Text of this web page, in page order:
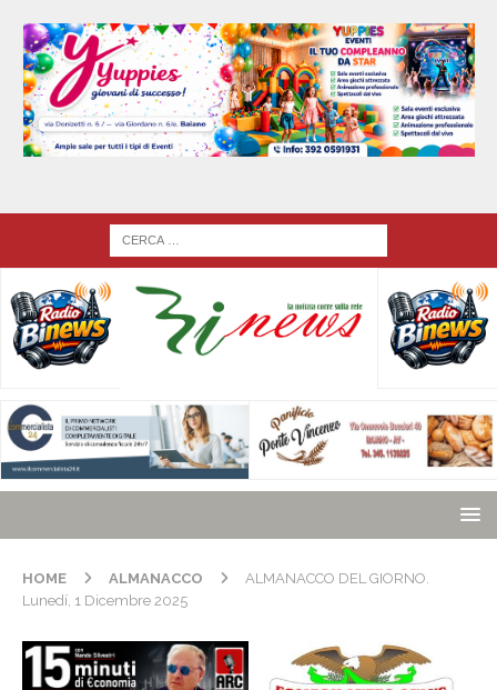
HOME ALMANACCO
ALMANACCO DEL GIORNO.
Lunedí, 1 Dicembre 2025